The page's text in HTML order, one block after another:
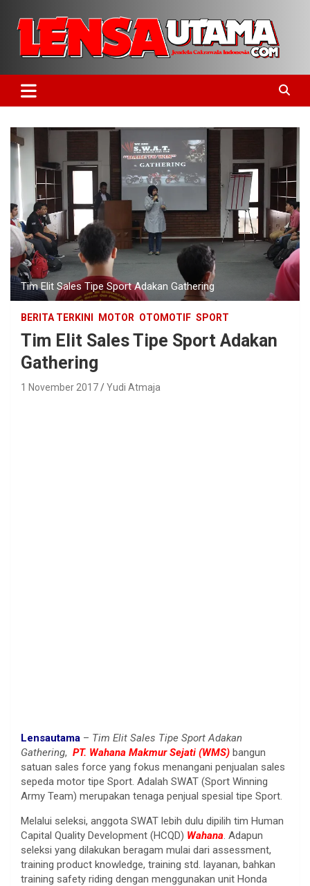
LensaUtama
Tim Elit Sales Tipe Sport Adakan Gathering
BERITA TERKINI MOTOR OTOMOTIF SPORT
Tim Elit Sales Tipe Sport Adakan
Gathering
1 November 2017 Yudi Atmaja
Lensautama – Tim Elit Sales Tipe Sport Adakan
Gathering, PT. Wahana Makmur Sejati (WMS) bangun
satuan sales force yang fokus menangani penjualan sales
sepeda motor tipe Sport. Adalah SWAT (Sport Winning
Army Team) merupakan tenaga penjual spesial tipe Sport.
Melalui seleksi, anggota SWAT lebih dulu dipilih tim Human
Capital Quality Development (HCQD) Wahana. Adapun
seleksi yang dilakukan beragam mulai dari assessment,
training product knowledge, training std. layanan, bahkan
training safety riding dengan menggunakan unit Honda